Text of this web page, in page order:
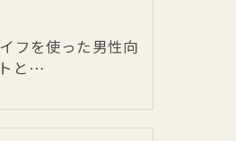
フを使った男性向
と…